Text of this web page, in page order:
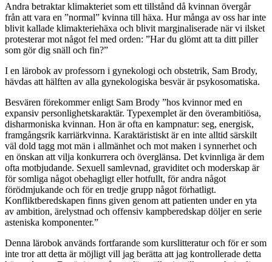
Andra betraktar klimakteriet som ett tillstånd då kvinnan övergår
från att vara en ”normal” kvinna till häxa. Hur många av oss har inte
blivit kallade klimakteriehäxa och blivit marginaliserade när vi ilsket
protesterar mot något fel med orden: ”Har du glömt att ta ditt piller
som gör dig snäll och fin?”
I en lärobok av professorn i gynekologi och obstetrik, Sam Brody,
hävdas att hälften av alla gynekologiska besvär är psykosomatiska.
Besvären förekommer enligt Sam Brody ”hos kvinnor med en
expansiv personlighetskaraktär. Typexemplet är den överambitiösa,
disharmoniska kvinnan. Hon är ofta en kampnatur: seg, energisk,
framgångsrik karriärkvinna. Karaktäristiskt är en inte alltid särskilt
väl dold tagg mot män i allmänhet och mot maken i synnerhet och
en önskan att vilja konkurrera och överglänsa. Det kvinnliga är dem
ofta motbjudande. Sexuell samlevnad, graviditet och moderskap är
för somliga något obehagligt eller hotfullt, för andra något
förödmjukande och för en tredje grupp något förhatligt.
Konfliktberedskapen finns given genom att patienten under en yta
av ambition, ärelystnad och offensiv kampberedskap döljer en serie
asteniska komponenter.”
Denna lärobok används fortfarande som kurslitteratur och för er som
inte tror att detta är möjligt vill jag berätta att jag kontrollerade detta